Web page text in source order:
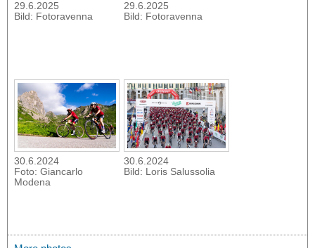
29.6.2025
Bild: Fotoravenna
29.6.2025
Bild: Fotoravenna
30.6.2024
Foto: Giancarlo
Modena
30.6.2024
Bild: Loris Salussolia